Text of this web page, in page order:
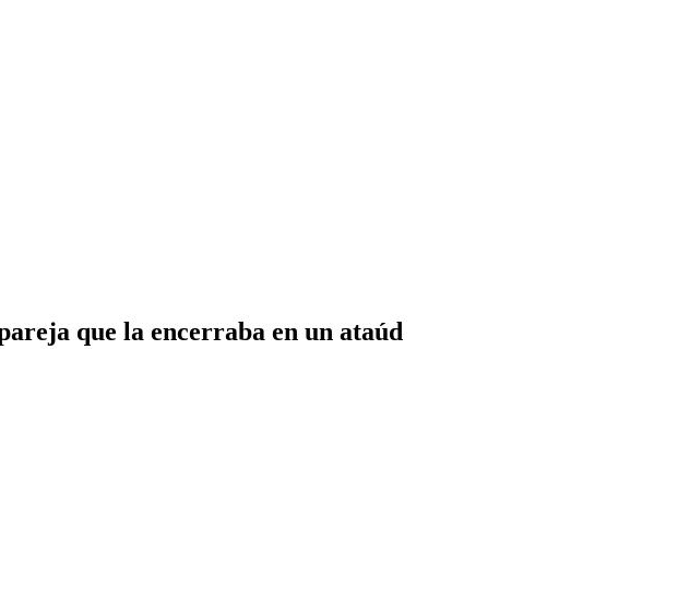
que la encerraba en un ataúd